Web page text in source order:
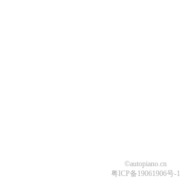
©autopiano.cn
粤ICP备19061906号-1